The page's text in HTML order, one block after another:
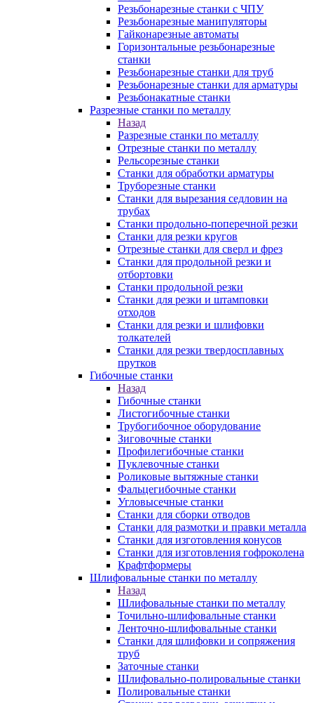
Резьбонарезные станки с ЧПУ
Резьбонарезные манипуляторы
Гайконарезные автоматы
Горизонтальные резьбонарезные
станки
Резьбонарезные станки для труб
Резьбонарезные станки для арматуры
Резьбонакатные станки
Разрезные станки по металлу
Назад
Разрезные станки по металлу
Отрезные станки по металлу
Рельсорезные станки
Станки для обработки арматуры
Труборезные станки
Станки для вырезания седловин на
трубаx
Станки продольно-поперечной резки
Станки для резки кругов
Отрезные станки для сверл и фрез
Станки для продольной резки и
отбортовки
Станки продольной резки
Станки для резки и штамповки
отходов
Станки для резки и шлифовки
толкателей
Станки для резки твердосплавных
прутков
Гибочные станки
Назад
Гибочные станки
Листогибочные станки
Трубогибочное оборудование
Зиговочные станки
Профилегибочные станки
Пуклевочные станки
Роликовые вытяжные станки
Фальцегибочные станки
Угловысечные станки
Станки для сборки отводов
Станки для размотки и правки металла
Станки для изготовления конусов
Станки для изготовления гофроколена
Крафтформеры
Шлифовальные станки по металлу
Назад
Шлифовальные станки по металлу
Точильно-шлифовальные станки
Ленточно-шлифовальные станки
Станки для шлифовки и сопряжения
труб
Заточные станки
Шлифовально-полировальные станки
Полировальные станки